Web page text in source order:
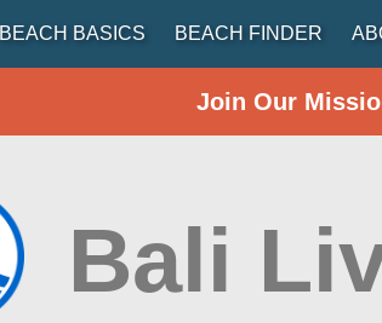
BEACH BASICS BEACH FINDER
Join Our
Bali